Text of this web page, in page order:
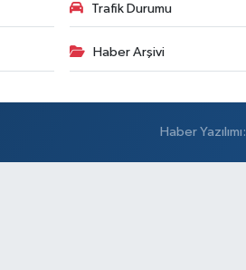
Trafik Durumu
Haber Arşivi
Haber Yazılımı: